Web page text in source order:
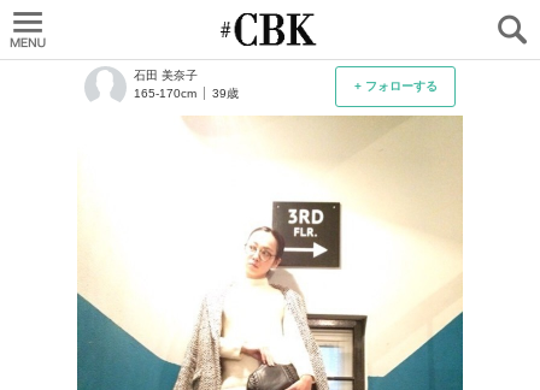
+ フォローする
石田 美奈子
165-170cm
39歳